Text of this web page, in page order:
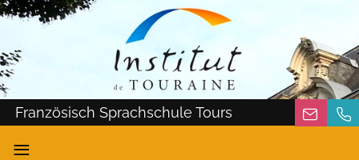
Französisch Sprachschule Tours
≡